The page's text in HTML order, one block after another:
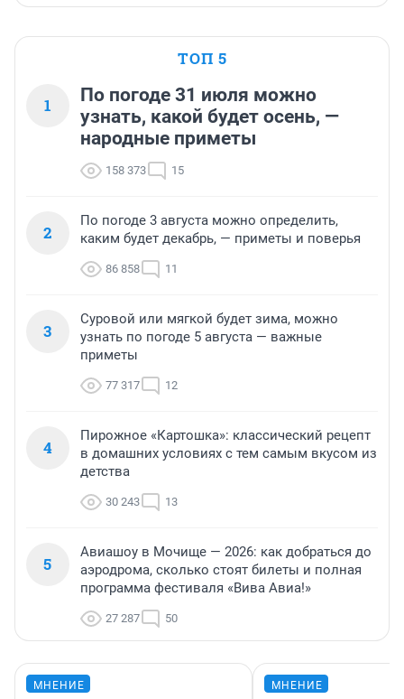
ТОП 5
1
По погоде 31 июля можно
узнать, какой будет осень, —
народные приметы
158 373 15
2
По погоде 3 августа можно определить,
каким будет декабрь, — приметы и поверья
86 858 11
3
Суровой или мягкой будет зима, можно
узнать по погоде 5 августа — важные
приметы
77 317 12
4
Пирожное «Картошка»: классический рецепт
в домашних условиях с тем самым вкусом из
детства
30 243 13
5
Авиашоу в Мочище — 2026: как добраться до
аэродрома, сколько стоят билеты и полная
программа фестиваля «Вива Авиа!»
27 287 50
МНЕНИЕ МНЕНИЕ